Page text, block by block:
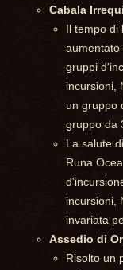
Cabala
Il tempo di
aumentato
gruppi
incursioni,
un gruppo
gruppo da
La salute
Runa
incursioni,
invariata
Assedio di
Risolto un